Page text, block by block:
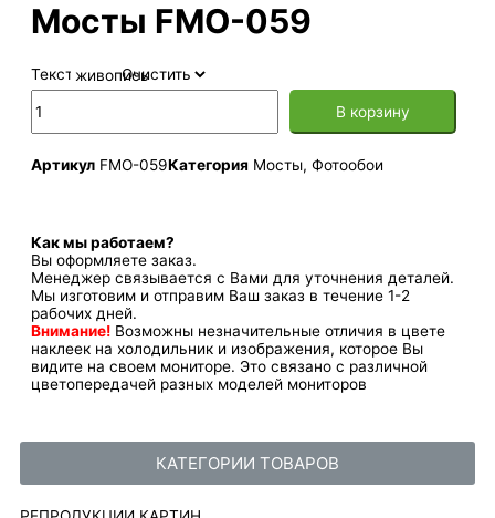
КАТЕГОРИИ ТОВАРОВ
Мосты FMO-059
Текстура Очистить
В корзину
Артикул FMO-059Категория Мосты, Фотообои
Как мы работаем?
Вы оформляете заказ.
Менеджер связывается с Вами для уточнения деталей.
Мы изготовим и отправим Ваш заказ в течение 1-2
рабочих дней.
Внимание! Возможны незначительные отличия в цвете
наклеек на холодильник и изображения, которое Вы
видите на своем мониторе. Это связано с различной
цветопередачей разных моделей мониторов